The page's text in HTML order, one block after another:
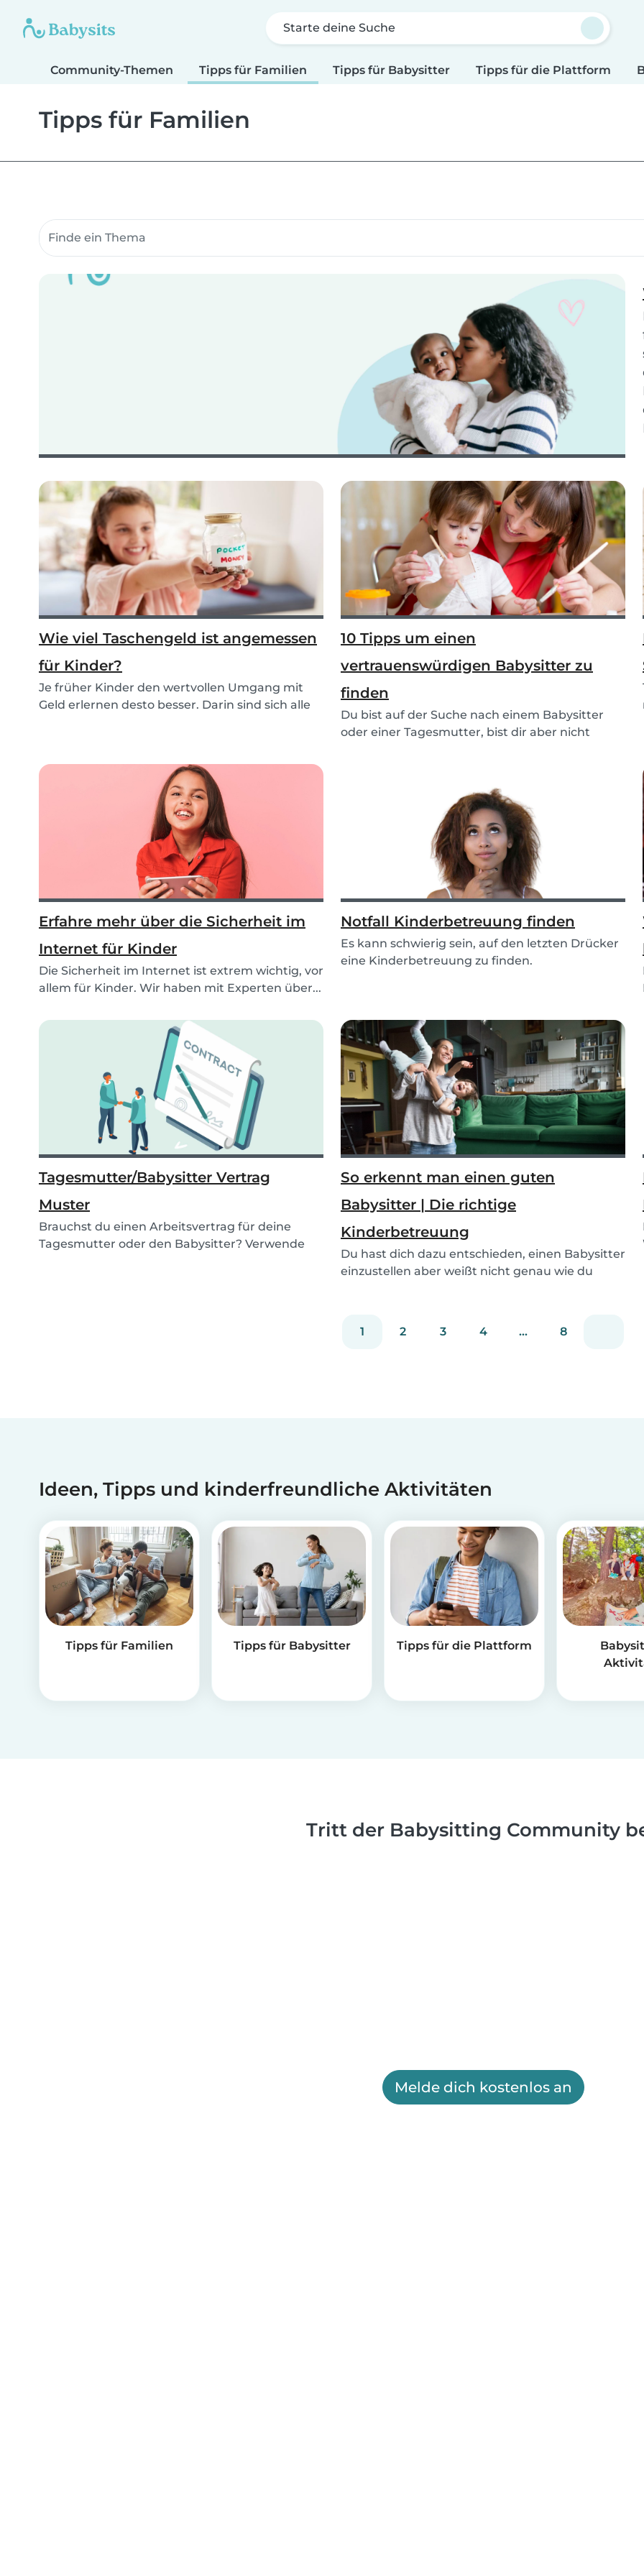
Starte deine Suche
Community-Themen Tipps für Familien Tipps für Babysitter Tipps für die Plattform
Tipps für Familien
Suche Community-Themen
Wie viel Taschengeld ist angemessen
für Kinder?
Je früher Kinder den wertvollen Umgang mit
Geld erlernen desto besser. Darin sind sich alle
10 Tipps um einen
vertrauenswürdigen Babysitter zu
finden
Du bist auf der Suche nach einem Babysitter
oder einer Tagesmutter, bist dir aber nicht
Erfahre mehr über die Sicherheit im
Internet für Kinder
Die Sicherheit im Internet ist extrem wichtig, vor
allem für Kinder. Wir haben mit Experten über...
Notfall Kinderbetreuung finden
Es kann schwierig sein, auf den letzten Drücker
eine Kinderbetreuung zu finden.
Tagesmutter/Babysitter Vertrag
Muster
Brauchst du einen Arbeitsvertrag für deine
Tagesmutter oder den Babysitter? Verwende
So erkennt man einen guten
Babysitter | Die richtige
Kinderbetreuung
Du hast dich dazu entschieden, einen Babysitter
einzustellen aber weißt nicht genau wie du
1 2 3 4 ... 8
Ideen, Tipps und kinderfreundliche Aktivitäten
Tipps für Familien Tipps für Babysitter Tipps für die Plattform
Tritt der Babysitting Community
Melde dich kostenlos an